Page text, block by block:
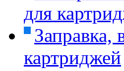
для
Заправка,
картриджей